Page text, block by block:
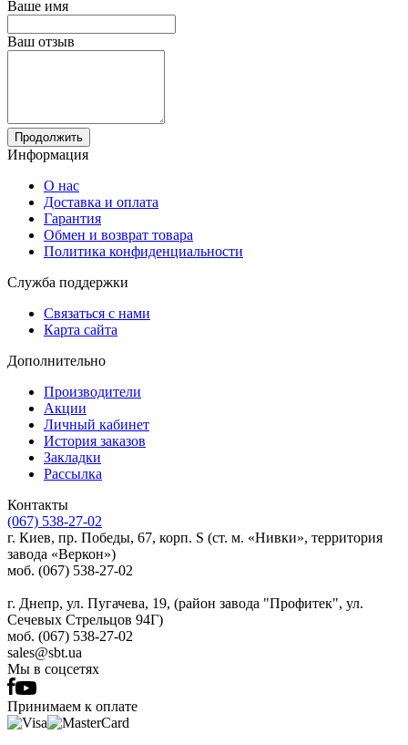
Ваше имя
Ваш отзыв
Продолжить
Информация
О нас
Доставка и оплата
Гарантия
Обмен и возврат товара
Политика конфиденциальности
Служба поддержки
Связаться с нами
Карта сайта
Дополнительно
Производители
Акции
Личный кабинет
История заказов
Закладки
Рассылка
Контакты
(067) 538-27-02
г. Киев, пр. Победы, 67, корп. S (ст. м. «Нивки», территория
завода «Веркон»)
моб. (067) 538-27-02
г. Днепр, ул. Пугачева, 19, (район завода "Профитек", ул.
Сечевых Стрельцов 94Г)
моб. (067) 538-27-02
sales@sbt.ua
Мы в соцсетях
Принимаем к оплате